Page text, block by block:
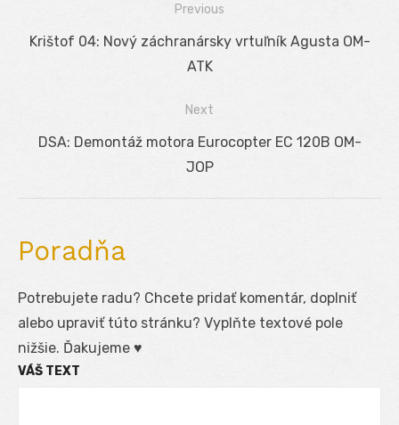
Navigácia
Previous
Previous
Krištof 04: Nový záchranársky vrtuľník Agusta OM-
ATK
Next
Next
DSA: Demontáž motora Eurocopter EC 120B OM-
JOP
Poradňa
Potrebujete radu? Chcete pridať komentár, doplniť
alebo upraviť túto stránku? Vyplňte textové pole
nižšie. Ďakujeme ♥
VÁŠ TEXT